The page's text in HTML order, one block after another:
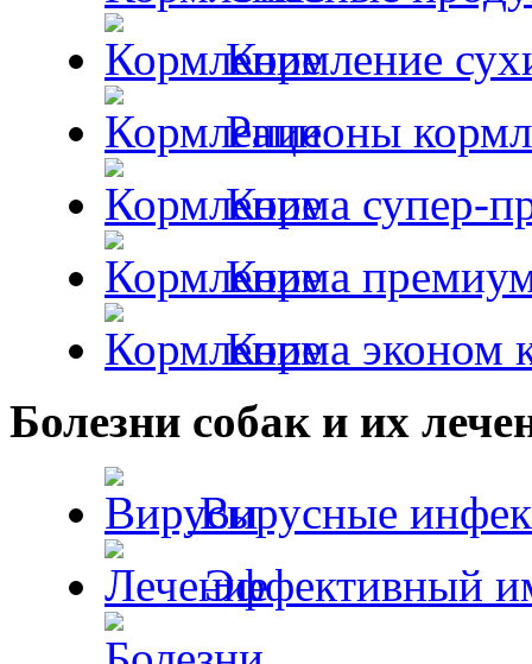
Кормление
Рационы
Корма супер-
Корма премиум
Корма эконом
Болезни собак и их
Вирусные
Эффективный